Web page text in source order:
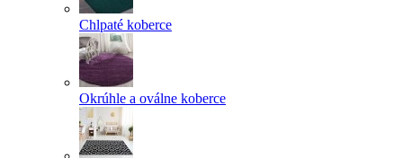
Chlpaté koberce
Okrúhle a oválne koberce